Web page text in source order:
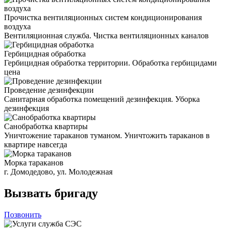
Прочистка вентиляционных систем кондиционирования
воздуха
Вентиляционная служба. Чистка вентиляционных каналов
Гербицидная обработка
Гербицидная обработка территории. Обработка гербицидами
цена
Проведение дезинфекции
Санитарная обработка помещений дезинфекция. Уборка
дезинфекция
Санобработка квартиры
Уничтожение тараканов туманом. Уничтожить тараканов в
квартире навсегда
Морка тараканов
г. Домодедово, ул. Молодежная
Вызвать бригаду
Позвонить